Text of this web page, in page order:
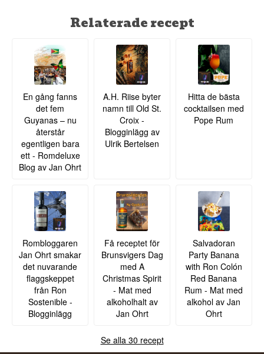
Relaterade recept
En gång fanns
det fem
Guyanas – nu
återstår
egentligen bara
ett - Romdeluxe
Blog av Jan Ohrt
A.H. Riise byter
namn till Old St.
Croix -
Blogginlägg av
Ulrik Bertelsen
Hitta de bästa
cocktailsen med
Pope Rum
Rombloggaren
Jan Ohrt smakar
det nuvarande
flaggskeppet
från Ron
Sostenible -
Blogginlägg
Få receptet för
Brunsvigers Dag
med A
Christmas Spirit
- Mat med
alkoholhalt av
Jan Ohrt
Salvadoran
Party Banana
with Ron Colón
Red Banana
Rum - Mat med
alkohol av Jan
Ohrt
Se alla 30 recept